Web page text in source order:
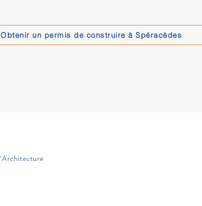
Obtenir un permis de construire à Spéracèdes